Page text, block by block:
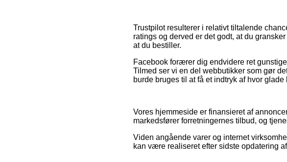
Trustpilot resulterer i relativt tiltalende
ratings og derved er det godt, at du
at du bestiller.
Facebook forærer dig endvidere ret
Tilmed ser vi en del webbutikker som gør
burde bruges til at få et indtryk af hvor glade
Vores hjemmeside er finansieret af
markedsfører forretningernes tilbud, og
Viden angående varer og internet
kan være realiseret efter sidste opdatering